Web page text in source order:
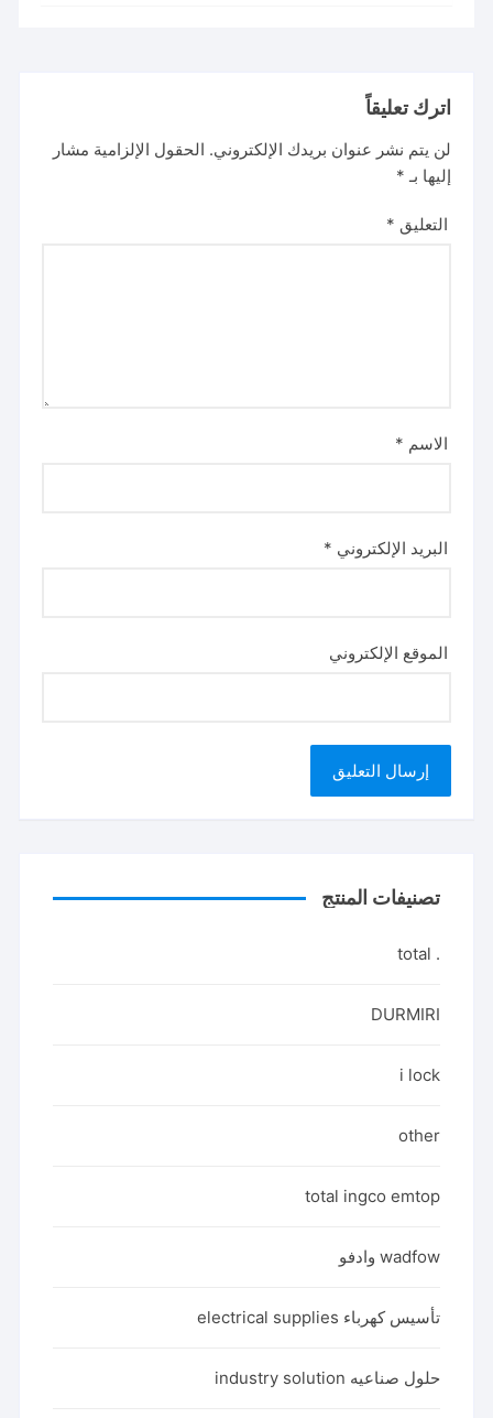
اترك تعليقاً
لن يتم نشر عنوان بريدك الإلكتروني. الحقول الإلزامية مشار
إليها بـ *
التعليق *
الاسم *
البريد الإلكتروني *
الموقع الإلكتروني
تصنيفات المنتج
. total
DURMIRI
i lock
other
total ingco emtop
wadfow وادفو
تأسيس كهرباء electrical supplies
حلول صناعيه industry solution